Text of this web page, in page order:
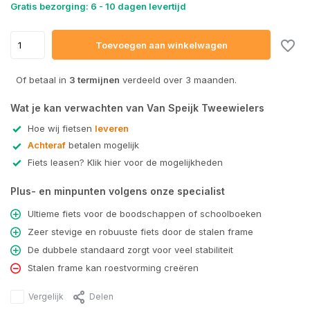
Uitverkocht
Gratis bezorging: 6 - 10 dagen levertijd
Toevoegen aan winkelwagen
Of betaal in 3 termijnen verdeeld over 3 maanden.
Wat je kan verwachten van Van Speijk Tweewielers
Hoe wij fietsen leveren
Achteraf betalen mogelijk
Fiets leasen? Klik hier voor de mogelijkheden
Plus- en minpunten volgens onze specialist
Ultieme fiets voor de boodschappen of schoolboeken
Zeer stevige en robuuste fiets door de stalen frame
De dubbele standaard zorgt voor veel stabiliteit
Stalen frame kan roestvorming creëren
Vergelijk Delen